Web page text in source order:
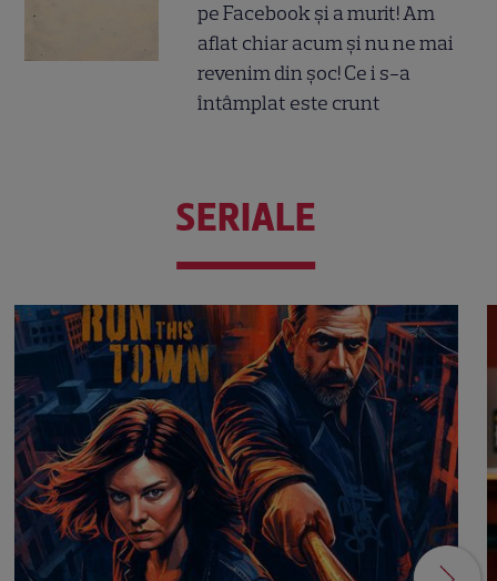
pe Facebook și a murit! Am
aflat chiar acum și nu ne mai
revenim din șoc! Ce i s-a
întâmplat este crunt
SERIALE